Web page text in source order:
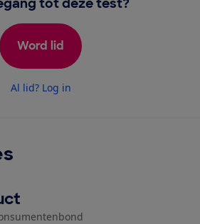
Word lid
Al lid? Log in